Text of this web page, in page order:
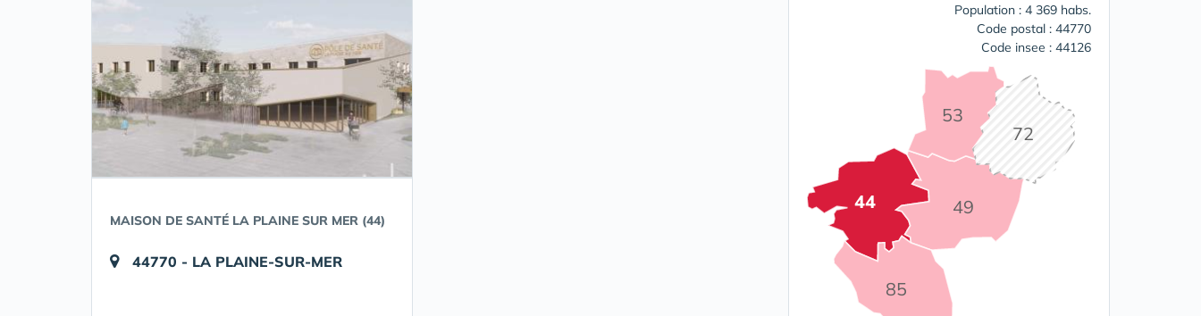
MAISON DE SANTÉ LA PLAINE SUR MER (44)
44770 - LA PLAINE-SUR-MER
Population : 4 369 habs.
Code postal : 44770
Code insee : 44126
44 49
53
72
85